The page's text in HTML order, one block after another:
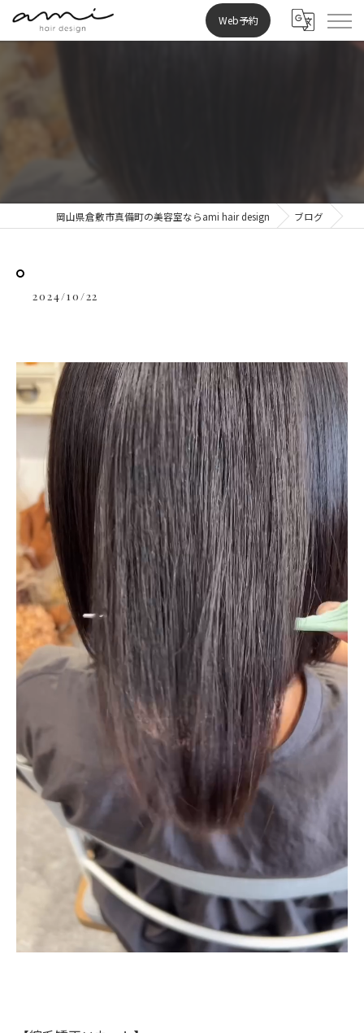
Web予約
岡山県倉敷市真備町の美容室ならami hair design ブログ
2024/10/22